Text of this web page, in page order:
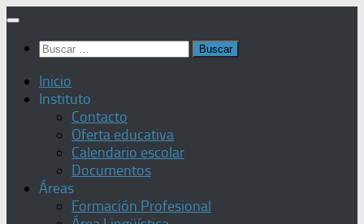
Saltar
contenido
Buscar:
Inicio
Instituto
Contacto
Oferta educativa
Calendario escolar
Documentos
Áreas
Formación Profesional